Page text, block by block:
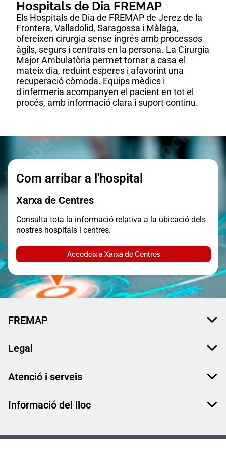
Hospitals de Dia FREMAP
Els Hospitals de Dia de FREMAP de Jerez de la
Frontera, Valladolid, Saragossa i Màlaga,
ofereixen cirurgia sense ingrés amb processos
àgils, segurs i centrats en la persona. La Cirurgia
Major Ambulatòria permet tornar a casa el
mateix dia, reduint esperes i afavorint una
recuperació còmoda. Equips mèdics i
d'infermeria acompanyen el pacient en tot el
procés, amb informació clara i suport continu.
Com arribar a l'hospital
Xarxa de Centres
Consulta tota la informació relativa a la ubicació dels
nostres hospitals i centres.
Accedeix a Xarxa de Centres
FREMAP
Legal
Atenció i serveis
Informació del lloc